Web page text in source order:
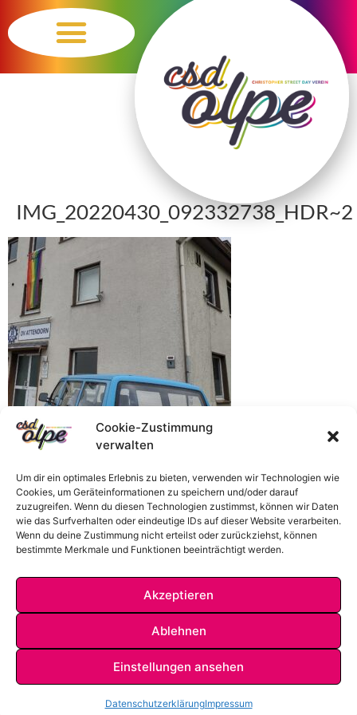
Cookie-Zustimmung
verwalten
Um dir ein optimales Erlebnis zu bieten, verwenden wir Technologien wie
Cookies, um Geräteinformationen zu speichern und/oder darauf
zuzugreifen. Wenn du diesen Technologien zustimmst, können wir Daten
wie das Surfverhalten oder eindeutige IDs auf dieser Website verarbeiten.
Wenn du deine Zustimmung nicht erteilst oder zurückziehst, können
bestimmte Merkmale und Funktionen beeinträchtigt werden.
Akzeptieren
Ablehnen
Einstellungen ansehen
DatenschutzerklärungImpressum
springen
IMG_20220430_092332738_HDR~2
DATENSCHUTZKONTAKT